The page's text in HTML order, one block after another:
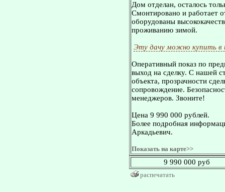
Дом отделан, осталось
Смонтировано и работает
оборудованы
проживанию зимой.
Эту дачу можно купить в
Оперативный показ по
выход на сделку. С нашей
объекта, прозрачности
сопровождение.
менеджеров. Звоните!
Цена 9 990 000 рублей.
Более подробная
Аркадьевич.
Показать на карте>>
9 990 000 руб
распечатать